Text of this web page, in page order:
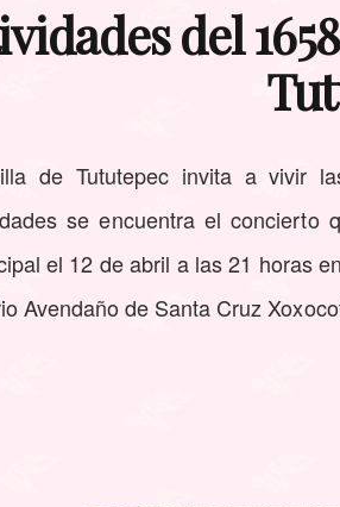
del
de Tututepec invita a vivir
se encuentra el concierto
el 12 de abril a las 21 horas
Avendaño de Santa Cruz